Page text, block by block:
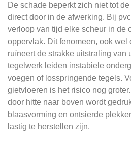
De schade beperkt zich niet tot
direct door in de afwerking. Bij
verloop van tijd elke scheur in de
oppervlak. Dit fenomeen, ook wel
ruïneert de strakke uitstraling van
tegelwerk leiden instabiele
voegen of losspringende tegels.
gietvloeren is het risico nog
door hitte naar boven wordt
blaasvorming en ontsierde
lastig te herstellen zijn.